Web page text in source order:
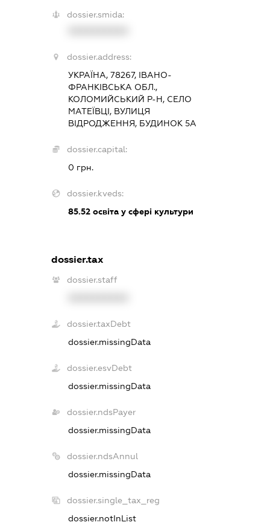
dossier.smida:
dossier.address:
УКРАЇНА, 78267, ІВАНО-
ФРАНКІВСЬКА ОБЛ.,
КОЛОМИЙСЬКИЙ Р-Н, СЕЛО
МАТЕЇВЦІ, ВУЛИЦЯ
ВІДРОДЖЕННЯ, БУДИНОК 5А
dossier.capital:
0 грн.
dossier.kveds:
85.52освіта у сфері культури
dossier.tax
dossier.staff
dossier.taxDebt
dossier.missingData
dossier.esvDebt
dossier.missingData
dossier.ndsPayer
dossier.missingData
dossier.ndsAnnul
dossier.missingData
dossier.single_tax_reg
dossier.notInList